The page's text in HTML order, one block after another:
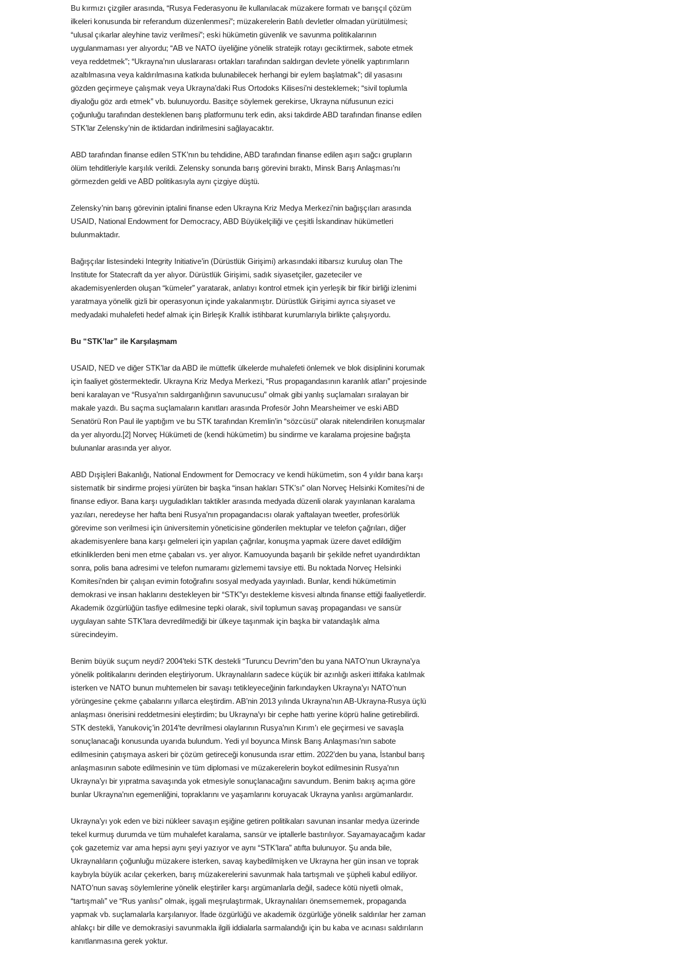
Bu kırmızı çizgiler arasında, “Rusya Federasyonu ile kullanılacak müzakere formatı ve barışçıl çözüm
ilkeleri konusunda bir referandum düzenlenmesi”; müzakerelerin Batılı devletler olmadan yürütülmesi;
“ulusal çıkarlar aleyhine taviz verilmesi”; eski hükümetin güvenlik ve savunma politikalarının
uygulanmaması yer alıyordu; “AB ve NATO üyeliğine yönelik stratejik rotayı geciktirmek, sabote etmek
veya reddetmek”; “Ukrayna’nın uluslararası ortakları tarafından saldırgan devlete yönelik yaptırımların
azaltılmasına veya kaldırılmasına katkıda bulunabilecek herhangi bir eylem başlatmak”; dil yasasını
gözden geçirmeye çalışmak veya Ukrayna’daki Rus Ortodoks Kilisesi’ni desteklemek; “sivil toplumla
diyaloğu göz ardı etmek” vb. bulunuyordu. Basitçe söylemek gerekirse, Ukrayna nüfusunun ezici
çoğunluğu tarafından desteklenen barış platformunu terk edin, aksi takdirde ABD tarafından finanse edilen
STK’lar Zelensky’nin de iktidardan indirilmesini sağlayacaktır.
ABD tarafından finanse edilen STK’nın bu tehdidine, ABD tarafından finanse edilen aşırı sağcı grupların
ölüm tehditleriyle karşılık verildi. Zelensky sonunda barış görevini bıraktı, Minsk Barış Anlaşması’nı
görmezden geldi ve ABD politikasıyla aynı çizgiye düştü.
Zelensky’nin barış görevinin iptalini finanse eden Ukrayna Kriz Medya Merkezi’nin bağışçıları arasında
USAID, National Endowment for Democracy, ABD Büyükelçiliği ve çeşitli İskandinav hükümetleri
bulunmaktadır.
Bağışçılar listesindeki Integrity Initiative’in (Dürüstlük Girişimi) arkasındaki itibarsız kuruluş olan The
Institute for Statecraft da yer alıyor. Dürüstlük Girişimi, sadık siyasetçiler, gazeteciler ve
akademisyenlerden oluşan “kümeler” yaratarak, anlatıyı kontrol etmek için yerleşik bir fikir birliği izlenimi
yaratmaya yönelik gizli bir operasyonun içinde yakalanmıştır. Dürüstlük Girişimi ayrıca siyaset ve
medyadaki muhalefeti hedef almak için Birleşik Krallık istihbarat kurumlarıyla birlikte çalışıyordu.
Bu “STK’lar” ile Karşılaşmam
USAID, NED ve diğer STK’lar da ABD ile müttefik ülkelerde muhalefeti önlemek ve blok disiplinini korumak
için faaliyet göstermektedir. Ukrayna Kriz Medya Merkezi, “Rus propagandasının karanlık atları” projesinde
beni karalayan ve “Rusya’nın saldırganlığının savunucusu” olmak gibi yanlış suçlamaları sıralayan bir
makale yazdı. Bu saçma suçlamaların kanıtları arasında Profesör John Mearsheimer ve eski ABD
Senatörü Ron Paul ile yaptığım ve bu STK tarafından Kremlin’in “sözcüsü” olarak nitelendirilen konuşmalar
da yer alıyordu.[2] Norveç Hükümeti de (kendi hükümetim) bu sindirme ve karalama projesine bağışta
bulunanlar arasında yer alıyor.
ABD Dışişleri Bakanlığı, National Endowment for Democracy ve kendi hükümetim, son 4 yıldır bana karşı
sistematik bir sindirme projesi yürüten bir başka “insan hakları STK’sı” olan Norveç Helsinki Komitesi’ni de
finanse ediyor. Bana karşı uyguladıkları taktikler arasında medyada düzenli olarak yayınlanan karalama
yazıları, neredeyse her hafta beni Rusya’nın propagandacısı olarak yaftalayan tweetler, profesörlük
görevime son verilmesi için üniversitemin yöneticisine gönderilen mektuplar ve telefon çağrıları, diğer
akademisyenlere bana karşı gelmeleri için yapılan çağrılar, konuşma yapmak üzere davet edildiğim
etkinliklerden beni men etme çabaları vs. yer alıyor. Kamuoyunda başarılı bir şekilde nefret uyandırdıktan
sonra, polis bana adresimi ve telefon numaramı gizlememi tavsiye etti. Bu noktada Norveç Helsinki
Komitesi’nden bir çalışan evimin fotoğrafını sosyal medyada yayınladı. Bunlar, kendi hükümetimin
demokrasi ve insan haklarını destekleyen bir “STK”yı destekleme kisvesi altında finanse ettiği faaliyetlerdir.
Akademik özgürlüğün tasfiye edilmesine tepki olarak, sivil toplumun savaş propagandası ve sansür
uygulayan sahte STK’lara devredilmediği bir ülkeye taşınmak için başka bir vatandaşlık alma
sürecindeyim.
Benim büyük suçum neydi? 2004’teki STK destekli “Turuncu Devrim”den bu yana NATO’nun Ukrayna’ya
yönelik politikalarını derinden eleştiriyorum. Ukraynalıların sadece küçük bir azınlığı askeri ittifaka katılmak
isterken ve NATO bunun muhtemelen bir savaşı tetikleyeceğinin farkındayken Ukrayna’yı NATO’nun
yörüngesine çekme çabalarını yıllarca eleştirdim. AB’nin 2013 yılında Ukrayna’nın AB-Ukrayna-Rusya üçlü
anlaşması önerisini reddetmesini eleştirdim; bu Ukrayna’yı bir cephe hattı yerine köprü haline getirebilirdi.
STK destekli, Yanukoviç’in 2014’te devrilmesi olaylarının Rusya’nın Kırım’ı ele geçirmesi ve savaşla
sonuçlanacağı konusunda uyarıda bulundum. Yedi yıl boyunca Minsk Barış Anlaşması’nın sabote
edilmesinin çatışmaya askeri bir çözüm getireceği konusunda ısrar ettim. 2022’den bu yana, İstanbul barış
anlaşmasının sabote edilmesinin ve tüm diplomasi ve müzakerelerin boykot edilmesinin Rusya’nın
Ukrayna’yı bir yıpratma savaşında yok etmesiyle sonuçlanacağını savundum. Benim bakış açıma göre
bunlar Ukrayna’nın egemenliğini, topraklarını ve yaşamlarını koruyacak Ukrayna yanlısı argümanlardır.
Ukrayna’yı yok eden ve bizi nükleer savaşın eşiğine getiren politikaları savunan insanlar medya üzerinde
tekel kurmuş durumda ve tüm muhalefet karalama, sansür ve iptallerle bastırılıyor. Sayamayacağım kadar
çok gazetemiz var ama hepsi aynı şeyi yazıyor ve aynı “STK’lara” atıfta bulunuyor. Şu anda bile,
Ukraynalıların çoğunluğu müzakere isterken, savaş kaybedilmişken ve Ukrayna her gün insan ve toprak
kaybıyla büyük acılar çekerken, barış müzakerelerini savunmak hala tartışmalı ve şüpheli kabul ediliyor.
NATO’nun savaş söylemlerine yönelik eleştiriler karşı argümanlarla değil, sadece kötü niyetli olmak,
“tartışmalı” ve “Rus yanlısı” olmak, işgali meşrulaştırmak, Ukraynalıları önemsememek, propaganda
yapmak vb. suçlamalarla karşılanıyor. İfade özgürlüğü ve akademik özgürlüğe yönelik saldırılar her zaman
ahlakçı bir dille ve demokrasiyi savunmakla ilgili iddialarla sarmalandığı için bu kaba ve acınası saldırıların
kanıtlanmasına gerek yoktur.